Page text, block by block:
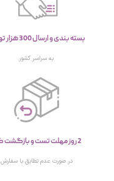
بسته بندی و ارسال 300 هزار تومان
به سراسر کشور
2 روز مهلت تست و بازگشت کالا
در صورت عدم تطابق با سفارش